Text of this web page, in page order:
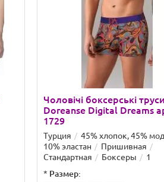
Чоловічі боксерські
Doreanse Digital Dreams
1729
Турция
45% хлопок, 45%
10% эластан
Пришивная
Стандартная
Боксеры
1
* Размер: